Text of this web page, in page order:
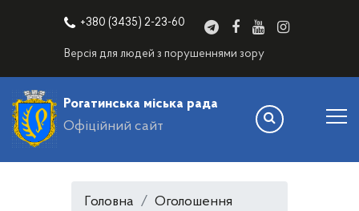
+380 (3435) 2-23-60
Версія для людей з порушеннями зору
Рогатинська міська рада
Офіційний сайт
Головна
Оголошення